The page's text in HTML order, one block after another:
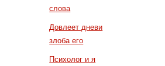
слова
Довлеет дневи
злоба его
Психолог и я